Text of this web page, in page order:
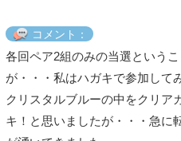
コメント：
各回ペア2組のみの当選という
が・・・私はハガキで参加して
クリスタルブルーの中をクリア
キ！と思いましたが・・・急に